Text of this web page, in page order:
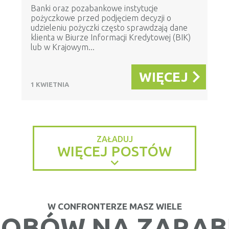
Banki oraz pozabankowe instytucje
pożyczkowe przed podjęciem decyzji o
udzieleniu pożyczki często sprawdzają dane
klienta w Biurze Informacji Kredytowej (BIK)
lub w Krajowym...
1 KWIETNIA WIĘCEJ
ZAŁADUJ
WIĘCEJ POSTÓW
W CONFRONTERZE MASZ WIELE